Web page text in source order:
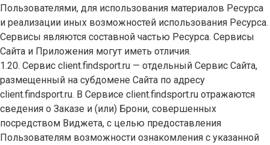
Пользователями, для использования материалов Ресурса
и реализации иных возможностей использования Ресурса.
Сервисы являются составной частью Ресурса. Сервисы
Сайта и Приложения могут иметь отличия.
1.20. Сервис client.findsport.ru — отдельный Сервис Сайта,
размещенный на субдомене Сайта по адресу
client.findsport.ru. В Сервисе client.findsport.ru отражаются
сведения о Заказе и (или) Брони, совершенных
посредством Виджета, с целью предоставления
Пользователям возможности ознакомления с указанной